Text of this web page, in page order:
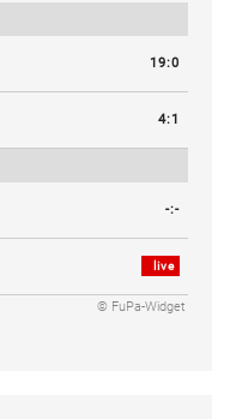
19:0
4:1
-:-
live
© FuPa-Widget